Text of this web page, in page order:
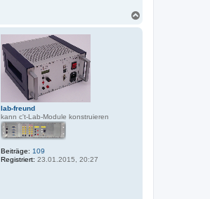
lab-freund
kann c't-Lab-Module konstruieren
Beiträge: 109
Registriert: 23.01.2015, 20:27